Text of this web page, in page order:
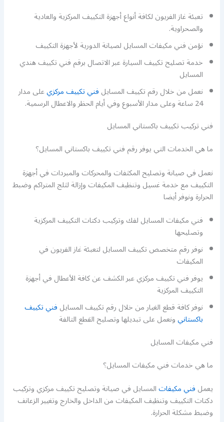
تعبئة غاز الفريون لكافة أنواع أجهزة التكييف المركزية والعادية
والصحراوية.
نؤمن فني مكيفات المسايل لصيانة الدورية لأجهزة التكييف
خدمة تصليح تكييف السيارة عبر الاتصال برقم فني تكييف هندي
المسايل
نعمل من خلال رقم تكييف المسايلفني تكييف مركزيعلى مدار
24 ساعة وعلى مدار الأسبوع وفي أيام الحظر والاعطال الرسمية.
فني تركيب تكييف باكستاني المسايل
ما هي الخدمات التي يوفر رقم فني تكييف باكستاني المسايل؟
نعمل في صيانة وتصليح المكثفات والمحركات والمبردات في أجهزة
التكييف مع خدمة غسيل وتنظيف المكيفات وإزالة لثلج المتراكم وضبط
الحرارة ونوفر أيضا
فني مكيفات المسايل لفك وتركيب دكتات التكييف المركزية
وتصليحها
نوفر رقم متخصص تكييف المسايل لتعبئة غاز الفريون في
المكيفات
يوفر فني تكييف مركزي عبر الكشف عن كافة الأعطال في أجهزة
التكييف المركزية
نوفر كافة قطع الغيار من خلال رقم تكييف المسايلفني تكييف
باكستانيونعمل على تبديلها وتصليح القطع التالفة
فني مكيفات المسايل
ما هي خدمات فني مكيفات المسايل؟
يعملفني مكيفاتالمسايل في صيانة وتصليح تكييف مركزي وتركيب
دكتات التكييف وتنظيف المكيفات من الداخل والخارج وتغيير الزعانف
وضبط مشكلة الحرارة.